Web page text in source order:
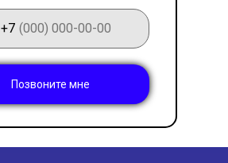
+7
Позвоните мне